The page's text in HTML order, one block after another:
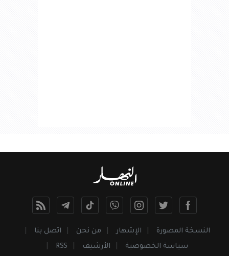
النسخة المصورة الإشهار من نحن
اتصل بنا
سياسة الخصوصية
الأرشيف
RSS